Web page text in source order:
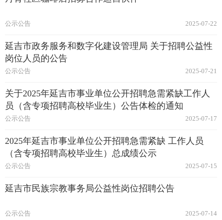
2025-07-22
公示公告
延吉市政务服务和数字化建设管理局 关于招聘公益性
岗位人员的公告
2025-07-21
公示公告
关于2025年延吉市事业单位公开招聘急需紧缺工作人
员（含专项招聘高校毕业生）公告体检的通知
2025-07-17
公示公告
2025年延吉市事业单位公开招聘急需紧缺 工作人员
（含专项招聘高校毕业生）总成绩公示
2025-07-15
公示公告
延吉市民族宗教事务局公益性岗位招聘公告
2025-07-14
公示公告